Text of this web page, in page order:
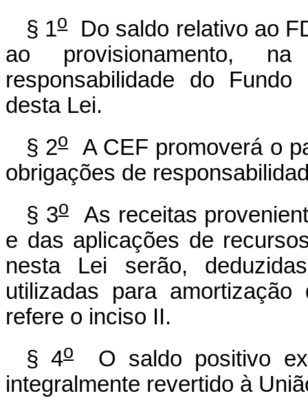
§ 1oDo saldo relativo ao
ao provisionamento,
responsabilidade do
desta Lei.
§ 2oA CEF promoverá o
obrigações de
§ 3oAs receitas
e das aplicações de
nesta Lei serão,
utilizadas para
refere o inciso II.
§ 4oO saldo positivo
integralmente revertido à